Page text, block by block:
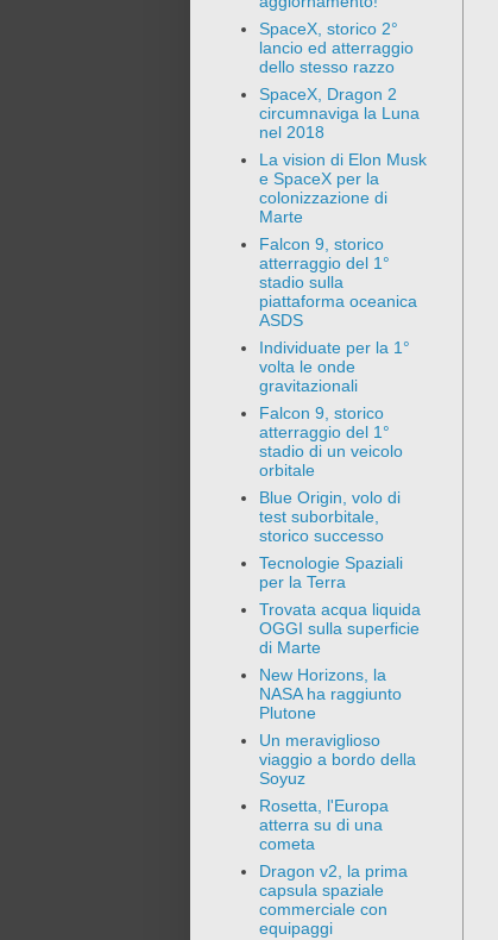
SpaceX, storico 2°
lancio ed atterraggio
dello stesso razzo
SpaceX, Dragon 2
circumnaviga la Luna
nel 2018
La vision di Elon Musk
e SpaceX per la
colonizzazione di
Marte
Falcon 9, storico
atterraggio del 1°
stadio sulla
piattaforma oceanica
ASDS
Individuate per la 1°
volta le onde
gravitazionali
Falcon 9, storico
atterraggio del 1°
stadio di un veicolo
orbitale
Blue Origin, volo di
test suborbitale,
storico successo
Tecnologie Spaziali
per la Terra
Trovata acqua liquida
OGGI sulla superficie
di Marte
New Horizons, la
NASA ha raggiunto
Plutone
Un meraviglioso
viaggio a bordo della
Soyuz
Rosetta, l'Europa
atterra su di una
cometa
Dragon v2, la prima
capsula spaziale
commerciale con
equipaggi